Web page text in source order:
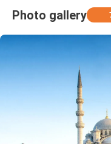
Photo gallery